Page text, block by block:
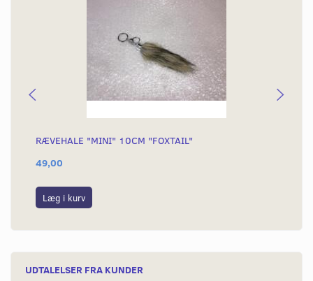
RÆVEHALE "MINI" 10CM "FOXTAIL"
49,00
Læg i kurv
UDTALELSER FRA KUNDER